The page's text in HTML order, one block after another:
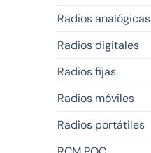
Radios analógicas
Radios digitales
Radios fijas
Radios móviles
Radios portátiles